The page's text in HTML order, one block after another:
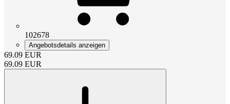
102678
Angebotsdetails anzeigen
69.09 EUR
69.09 EUR